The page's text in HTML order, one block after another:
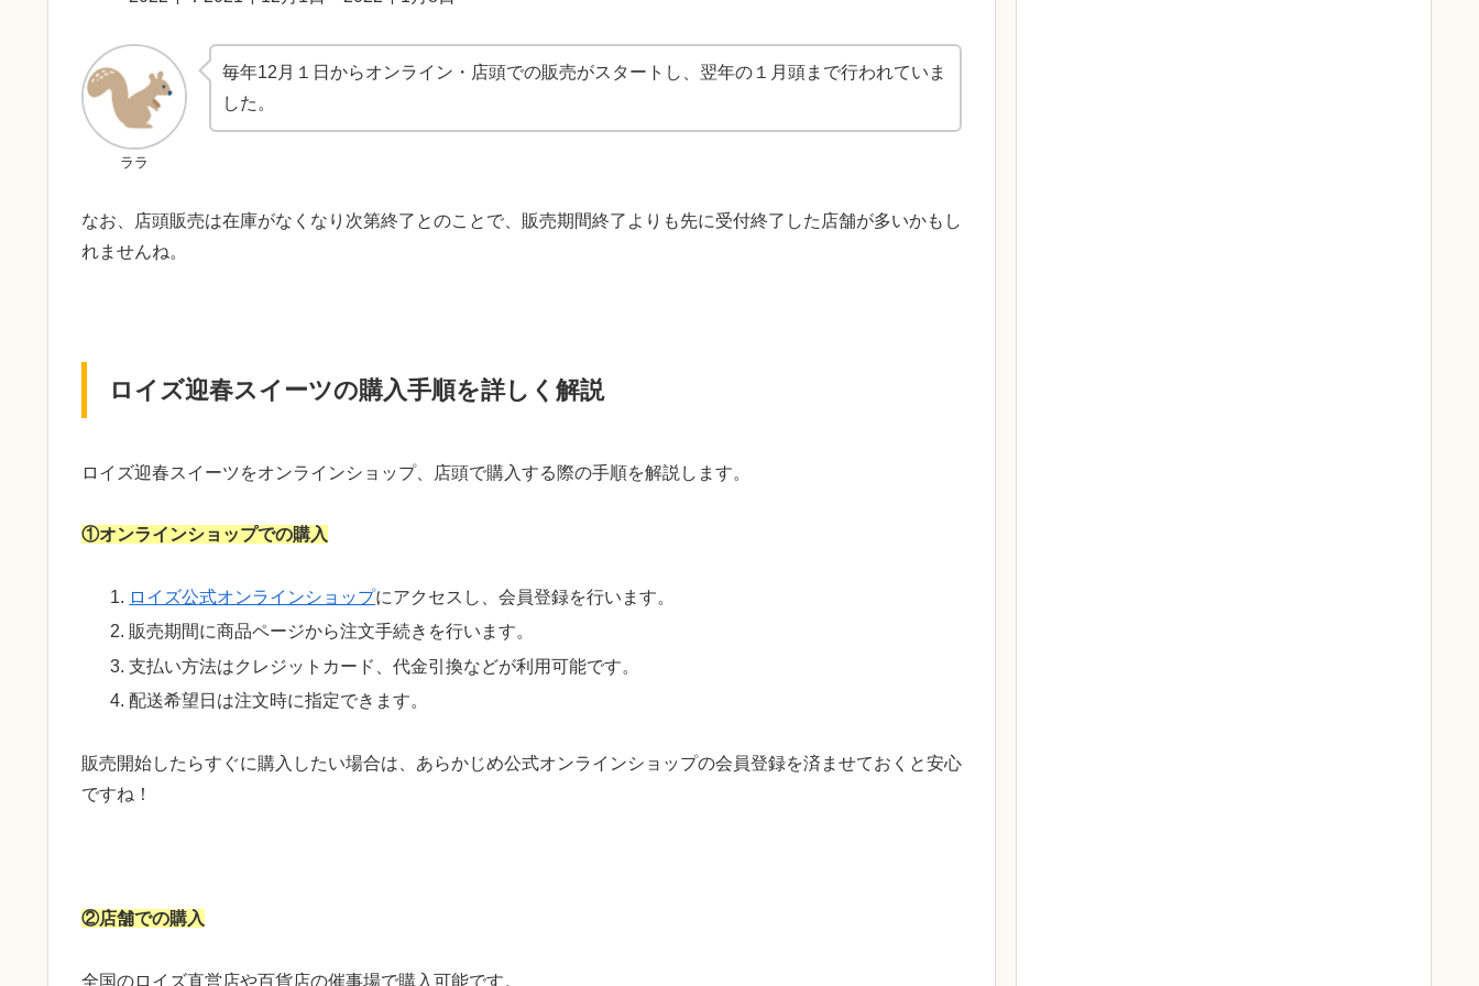
ララ
毎年12月１日からオンライン・店頭での販売がスタートし、翌年の１月頭まで行われていま
した。
なお、店頭販売は在庫がなくなり次第終了とのことで、販売期間終了よりも先に受付終了した店舗が多いかもし
れませんね。
ロイズ迎春スイーツの購入手順を詳しく解説
ロイズ迎春スイーツをオンラインショップ、店頭で購入する際の手順を解説します。
①オンラインショップでの購入
ロイズ公式オンラインショップにアクセスし、会員登録を行います。
販売期間に商品ページから注文手続きを行います。
支払い方法はクレジットカード、代金引換などが利用可能です。
配送希望日は注文時に指定できます。
販売開始したらすぐに購入したい場合は、あらかじめ公式オンラインショップの会員登録を済ませておくと安心
ですね！
②店舗での購入
全国のロイズ直営店や百貨店の催事場で購入可能です。